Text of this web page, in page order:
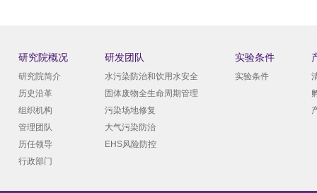
研究院概况
研究院简介
历史沿革
组织机构
管理团队
历任领导
行政部门
研发团队
水污染防治和饮用水安全
固体废物全生命周期管理
污染场地修复
大气污染防治
EHS风险防控
实验条件
实验条件